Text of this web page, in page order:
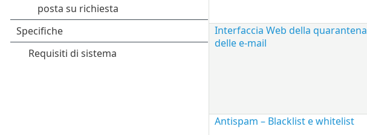
Interfaccia Web della quarantena
delle e-mail
Antispam – Blacklist e whitelist